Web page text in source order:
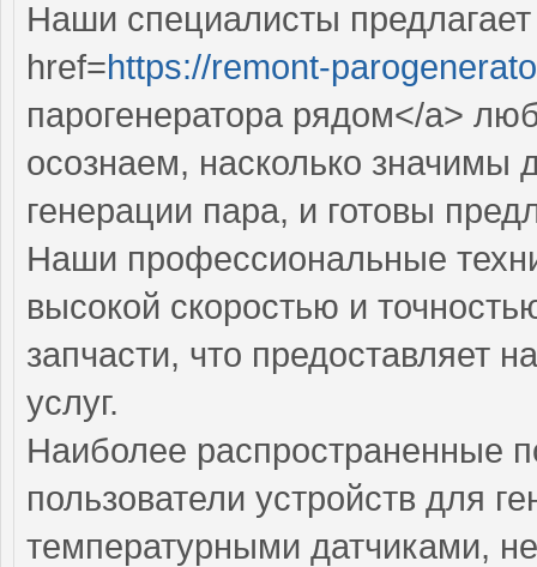
Наши специалисты
href=https://remont-
парогенератора рядом</a>
осознаем, насколько значимы
генерации пара, и готовы
Наши профессиональные
высокой скоростью и
запчасти, что предоставляет
услуг.
Наиболее распространенные
пользователи устройств для
температурными датчиками,